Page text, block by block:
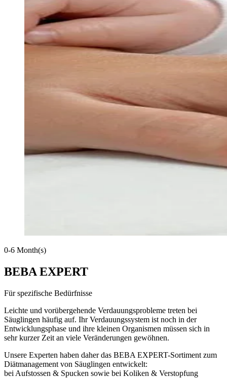
0-6 Month(s)
BEBA EXPERT
Für spezifische Bedürfnisse
Leichte und vorübergehende Verdauungsprobleme treten bei
Säuglingen häufig auf. Ihr Verdauungssystem ist noch in der
Entwicklungsphase und ihre kleinen Organismen müssen sich in
sehr kurzer Zeit an viele Veränderungen gewöhnen.
Unsere Experten haben daher das BEBA EXPERT-Sortiment zum
Diätmanagement von Säuglingen entwickelt:
bei Aufstossen & Spucken sowie bei Koliken & Verstopfung